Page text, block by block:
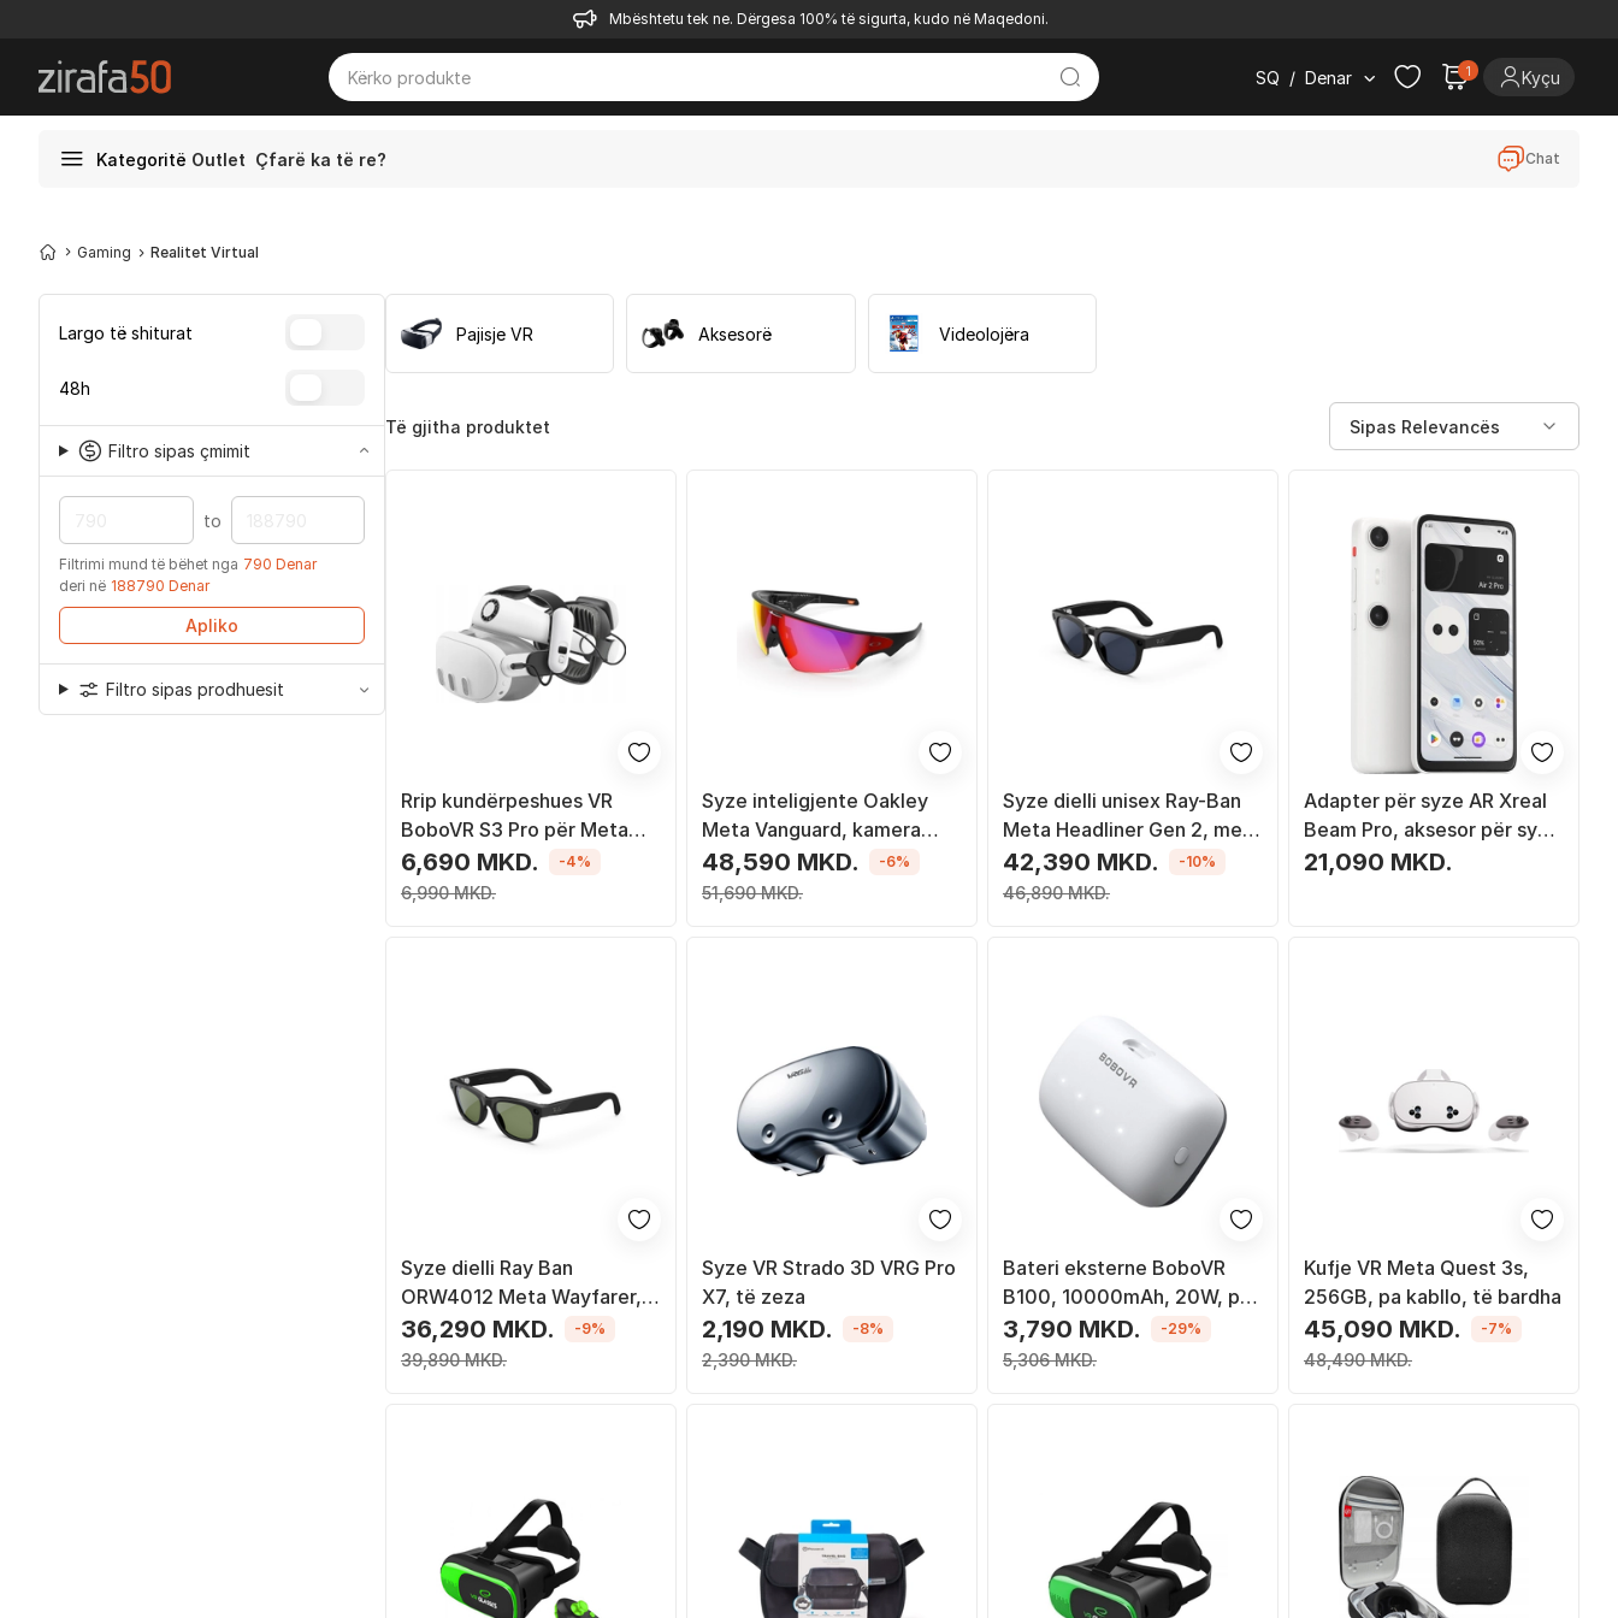
Mbështetu tek ne. Dërgesa 100% të sigurta, kudo në Maqedoni.
SQ / Denar 1 Kyçu
Kategoritë Outlet Çfarë ka të re? Chat
Gaming Realitet Virtual
Largo të shiturat
48h
Filtro sipas çmimit
to
Filtrimi mund të bëhet nga 790 Denar
deri në 188790 Denar
Apliko
Filtro sipas prodhuesit
Pajisje VR Aksesorë Videolojëra
Të gjitha produktet
Rrip kundërpeshues VR
BoboVR S3 Pro për Meta
Quest 3, bateri e jashtme
10000mAh, sistem ftohjeje,
6,690 MKD.
6,990 MKD.
-4%
Syze inteligjente Oakley
Meta Vanguard, kamera
12MP, lente Prizm Road, të
zeza
48,590 MKD.
51,690 MKD.
-6%
Syze dielli unisex Ray-Ban
Meta Headliner Gen 2, me
dioptri, kornizë plastike, të
zeza me shkëlqim
42,390 MKD.
46,890 MKD.
-10%
Adapter për syze AR Xreal
Beam Pro, aksesor për syze
optike, i zi
21,090 MKD.
Syze dielli Ray Ban
ORW4012 Meta Wayfarer,
High Bridge Fit, lente G 15
Green, kornizë e zezë
36,290 MKD.
39,890 MKD.
-9%
Syze VR Strado 3D VRG Pro
X7, të zeza
2,190 MKD.
2,390 MKD.
-8%
Bateri eksterne BoboVR
B100, 10000mAh, 20W, për
Meta Quest 3/3s
3,790 MKD.
5,306 MKD.
-29%
Kufje VR Meta Quest 3s,
256GB, pa kabllo, të bardha
45,090 MKD.
48,490 MKD.
-7%